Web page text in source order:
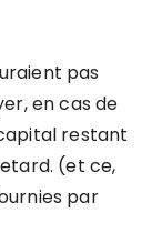
pas
en cas de
restant
(et ce,
par